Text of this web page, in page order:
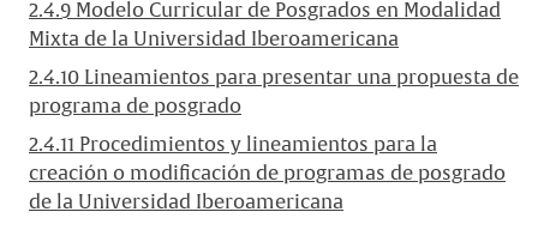
2.4.9 Modelo Curricular de Posgrados en Modalidad
Mixta de la Universidad Iberoamericana
2.4.10 Lineamientos para presentar una propuesta de
programa de posgrado
2.4.11 Procedimientos y lineamientos para la
creación o modificación de programas de posgrado
de la Universidad Iberoamericana